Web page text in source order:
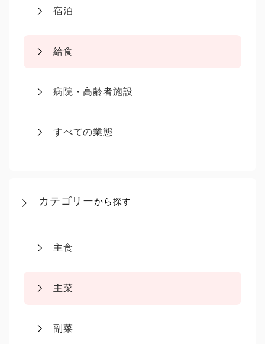
宿泊
給食
病院・高齢者施設
すべての業態
カテゴリーから探す
主食
主菜
副菜